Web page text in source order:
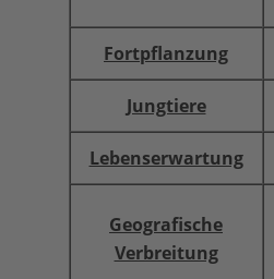
Fortpflanzung
Jungtiere
Lebenserwartung
Geografische
Verbreitung